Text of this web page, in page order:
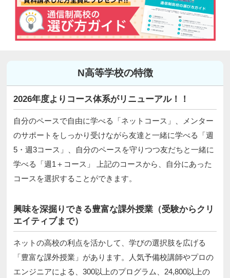
N高等学校の特徴
2026年度よりコース体系がリニューアル！！
自分のペースで自由に学べる「ネットコース」、メンター
のサポートをしっかり受けながら友達と一緒に学べる「週
5・週3コース」、自分のペースを守りつつ友だちと一緒に
学べる「週1＋コース」 上記のコースから、自分にあった
コースを選択することができます。
興味を深掘りできる豊富な課外授業（受験からクリ
エイティブまで）
ネットの高校の利点を活かして、学びの選択肢を広げる
「豊富な課外授業」があります。人気予備校講師やプロの
エンジニアによる、300以上のプログラム、24,800以上の